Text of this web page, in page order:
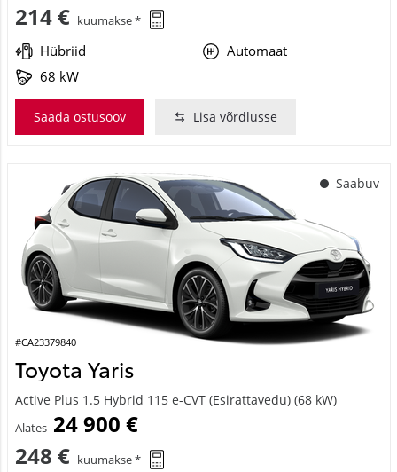
214 € kuumakse *
Hübriid
Automaat
68 kW
Saada ostusoov Lisa võrdlusse
Saabuv
#CA23379840
Toyota Yaris
Active Plus 1.5 Hybrid 115 e-CVT (Esirattavedu) (68 kW)
Alates 24 900 €
248 € kuumakse *